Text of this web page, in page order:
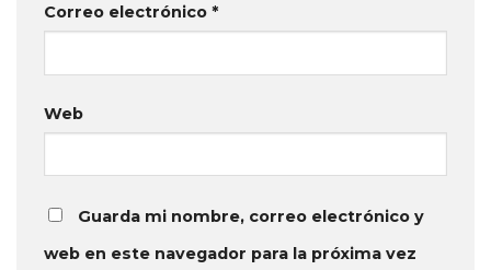
Correo electrónico *
Web
Guarda mi nombre, correo electrónico y
web en este navegador para la próxima vez